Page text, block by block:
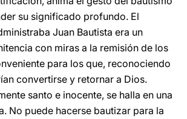
su significado profundo. El
Juan Bautista era un
con miras a la remisión de los
para los que, reconociendo
convertirse y retornar a Dios.
santo e inocente, se halla en una
No puede hacerse bautizar para la